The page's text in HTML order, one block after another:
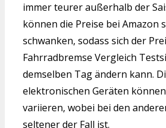
immer teurer außerhalb der
können die Preise bei Amazon
schwanken, sodass sich der
Fahrradbremse Vergleich
demselben Tag ändern kann.
elektronischen Geräten
variieren, wobei bei den
seltener der Fall ist.